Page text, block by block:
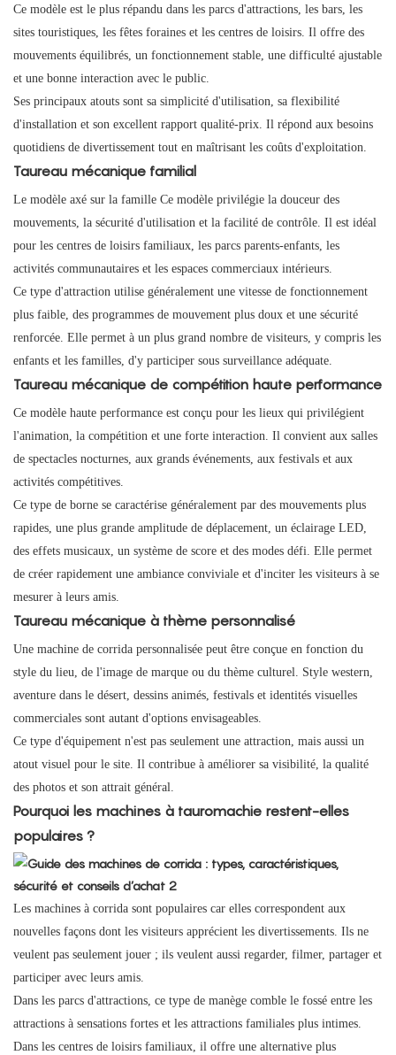
Ce modèle est le plus répandu dans les parcs d'attractions, les bars, les
sites touristiques, les fêtes foraines et les centres de loisirs. Il offre des
mouvements équilibrés, un fonctionnement stable, une difficulté ajustable
et une bonne interaction avec le public.
Ses principaux atouts sont sa simplicité d'utilisation, sa flexibilité
d'installation et son excellent rapport qualité-prix. Il répond aux besoins
quotidiens de divertissement tout en maîtrisant les coûts d'exploitation.
Taureau mécanique familial
Le modèle axé sur la famille Ce modèle privilégie la douceur des
mouvements, la sécurité d'utilisation et la facilité de contrôle. Il est idéal
pour les centres de loisirs familiaux, les parcs parents-enfants, les
activités communautaires et les espaces commerciaux intérieurs.
Ce type d'attraction utilise généralement une vitesse de fonctionnement
plus faible, des programmes de mouvement plus doux et une sécurité
renforcée. Elle permet à un plus grand nombre de visiteurs, y compris les
enfants et les familles, d'y participer sous surveillance adéquate.
Taureau mécanique de compétition haute performance
Ce modèle haute performance est conçu pour les lieux qui privilégient
l'animation, la compétition et une forte interaction. Il convient aux salles
de spectacles nocturnes, aux grands événements, aux festivals et aux
activités compétitives.
Ce type de borne se caractérise généralement par des mouvements plus
rapides, une plus grande amplitude de déplacement, un éclairage LED,
des effets musicaux, un système de score et des modes défi. Elle permet
de créer rapidement une ambiance conviviale et d'inciter les visiteurs à se
mesurer à leurs amis.
Taureau mécanique à thème personnalisé
Une machine de corrida personnalisée peut être conçue en fonction du
style du lieu, de l'image de marque ou du thème culturel. Style western,
aventure dans le désert, dessins animés, festivals et identités visuelles
commerciales sont autant d'options envisageables.
Ce type d'équipement n'est pas seulement une attraction, mais aussi un
atout visuel pour le site. Il contribue à améliorer sa visibilité, la qualité
des photos et son attrait général.
Pourquoi les machines à tauromachie restent-elles
populaires ?
Les machines à corrida sont populaires car elles correspondent aux
nouvelles façons dont les visiteurs apprécient les divertissements. Ils ne
veulent pas seulement jouer ; ils veulent aussi regarder, filmer, partager et
participer avec leurs amis.
Dans les parcs d'attractions, ce type de manège comble le fossé entre les
attractions à sensations fortes et les attractions familiales plus intimes.
Dans les centres de loisirs familiaux, il offre une alternative plus